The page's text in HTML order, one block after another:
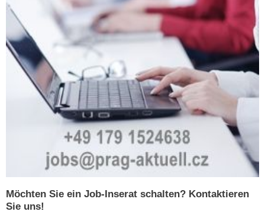
Möchten Sie ein Job-Inserat schalten? Kontaktieren
Sie uns!